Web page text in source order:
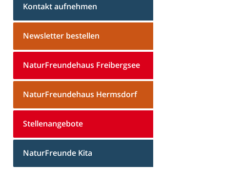
Kontakt aufnehmen
Newsletter bestellen
NaturFreundehaus Freibergsee
NaturFreundehaus Hermsdorf
Stellenangebote
NaturFreunde Kita